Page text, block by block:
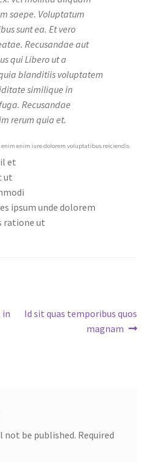
saepe. Voluptatum
sunt ea. Et vero
Recusandae aut
qui Libero ut a
blanditiis voluptatem
similique in
Recusandae
rerum quia et.
enim iure dolorem voluptatibus reiciendis
et
ut
ipsum unde dolorem
ratione ut
in
Next
Id sit quas temporibus quos
magnam
not be published. Required